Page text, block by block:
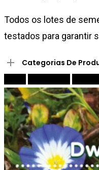
Todos os lotes de
testados para garantir
Categorias De